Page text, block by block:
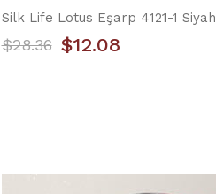
Silk Life Lotus Eşarp 4121-1 Siyah
$12.08
$28.36